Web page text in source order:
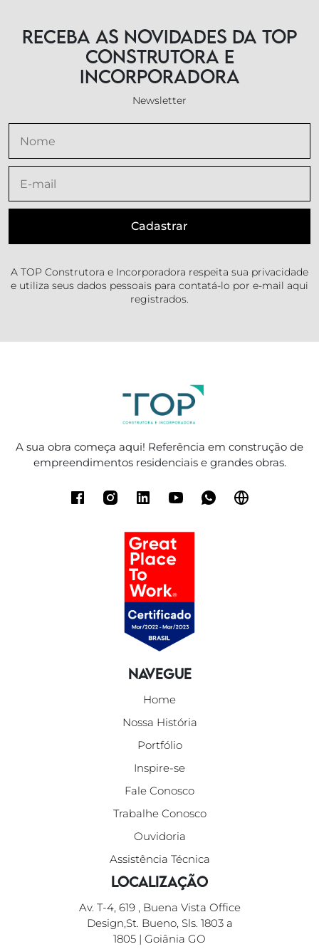
Receba as novidades da TOP
Construtora e
Incorporadora
Newsletter
A TOP Construtora e Incorporadora respeita sua privacidade
e utiliza seus dados pessoais para contatá-lo por e-mail aqui
registrados.
A sua obra começa aqui! Referência em construção de
empreendimentos residenciais e grandes obras.
Navegue
Home
Nossa História
Portfólio
Inspire-se
Fale Conosco
Trabalhe Conosco
Ouvidoria
Assistência Técnica
Localização
Av. T-4, 619 , Buena Vista Office
Design,St. Bueno, Sls. 1803 a
1805 | Goiânia GO